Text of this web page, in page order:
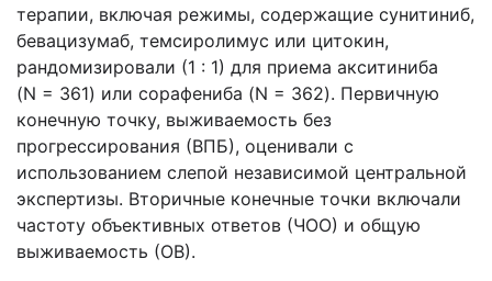
терапии, включая режимы, содержащие сунитиниб,
бевацизумаб, темсиролимус или цитокин,
рандомизировали (1 : 1) для приема акситиниба
(N = 361) или сорафениба (N = 362). Первичную
конечную точку, выживаемость без
прогрессирования (ВПБ), оценивали с
использованием слепой независимой центральной
экспертизы. Вторичные конечные точки включали
частоту объективных ответов (ЧОО) и общую
выживаемость (ОВ).